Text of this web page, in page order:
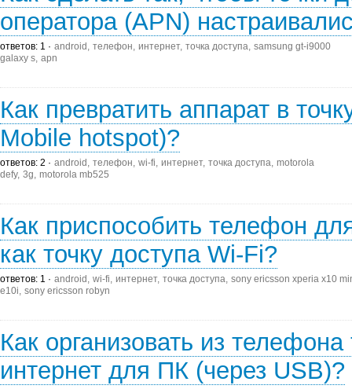
оператора (APN)
ответов: 1 android телефон интернет точка доступа samsung gt-i9000
galaxy s apn
Как превратить аппарат в
Mobile hotspot)?
ответов: 2 android телефон wi-fi интернет точка доступа motorola
defy 3g motorola mb525
Как приспособить телефон
как точку доступа Wi-Fi?
ответов: 1 android wi-fi интернет точка доступа sony ericsson xperia x10
e10i sony ericsson robyn
Как организовать из телефона
интернет для ПК (через USB)?